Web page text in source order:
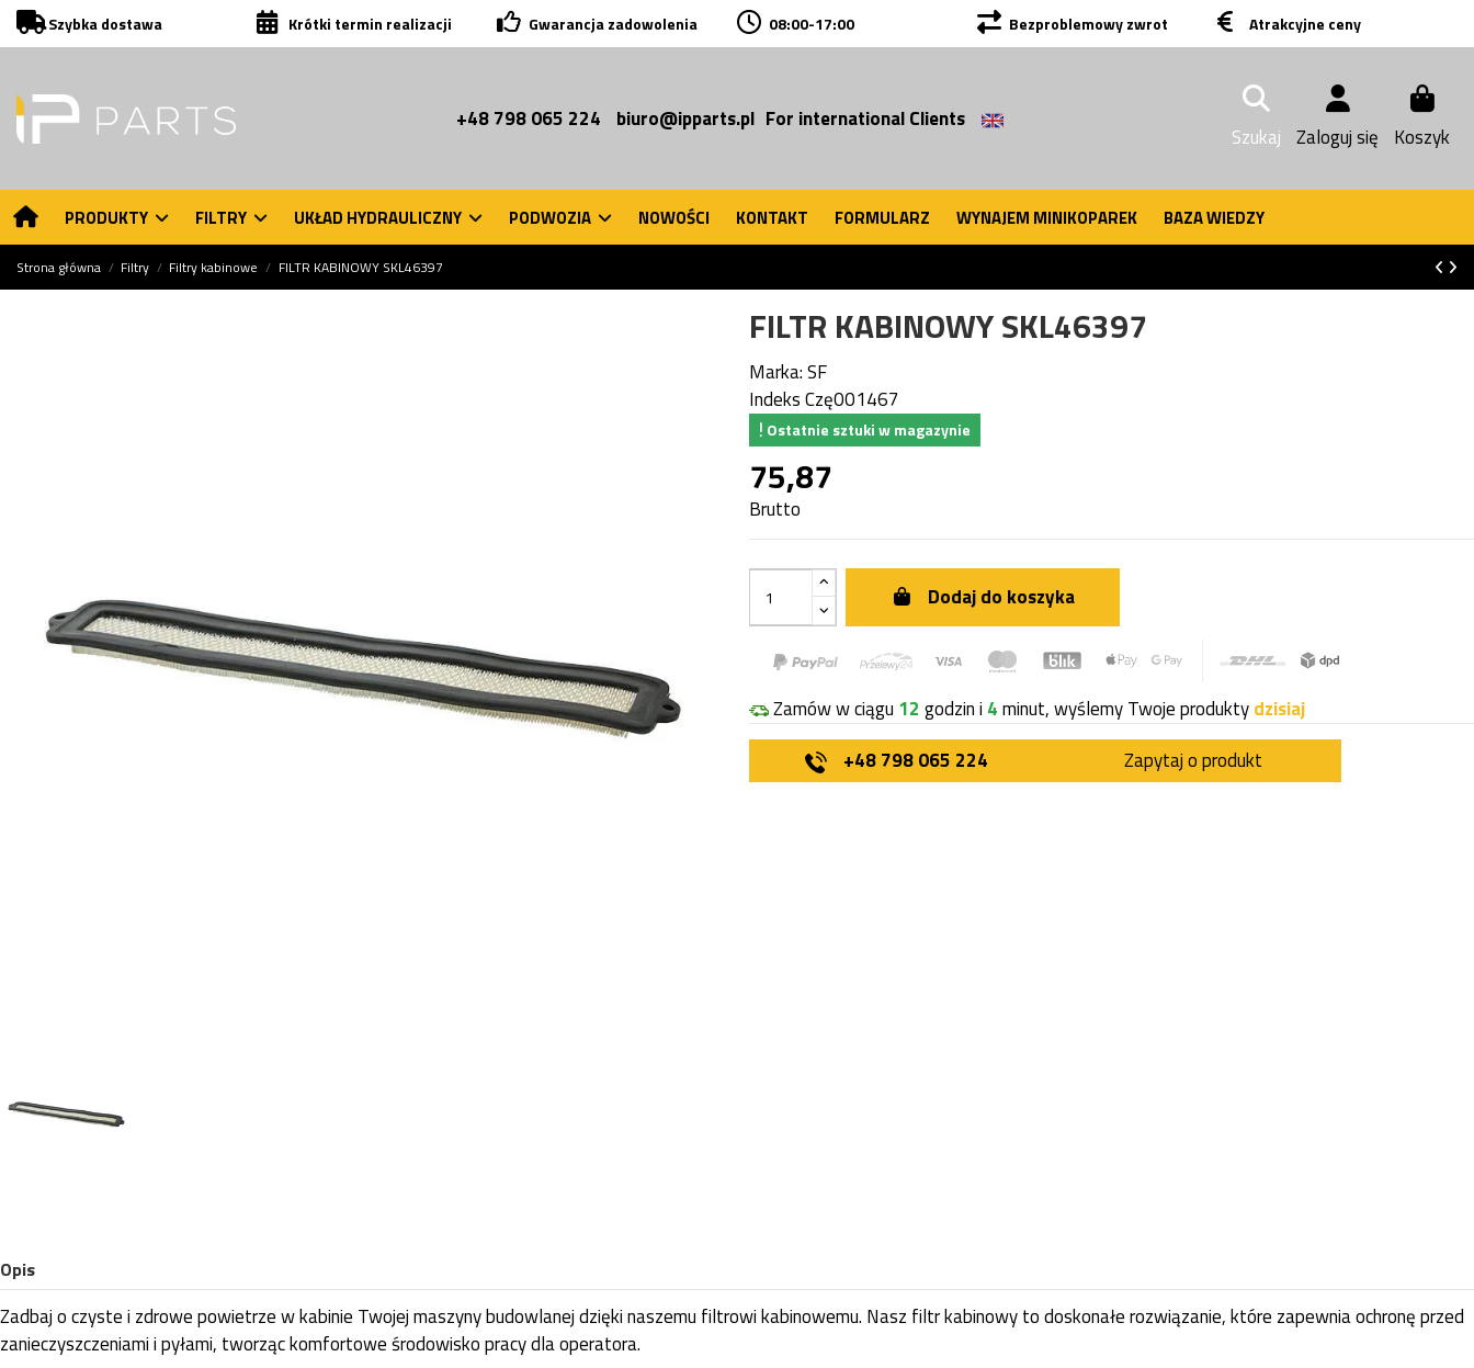
Szybka dostawa Krótki termin realizacji Gwarancja zadowolenia 08:00-17:00 Bezproblemowy zwrot Atrakcyjne ceny
+48 798 065 224 biuro@ipparts.pl For international Clients
Szukaj Zaloguj się Koszyk
PRODUKTY FILTRY UKŁAD HYDRAULICZNY PODWOZIA NOWOŚCI KONTAKT FORMULARZ WYNAJEM MINIKOPAREK BAZA WIEDZY
Strona główna Filtry Filtry kabinowe FILTR KABINOWY SKL46397
FILTR KABINOWY SKL46397
Marka:SF
IndeksCzę001467
Ostatnie sztuki w magazynie
75,87
Brutto
Dodaj do koszyka
Zamów w ciągu 12 godzin i 4minut, wyślemy Twoje produktydzisiaj
+48 798 065 224
Zapytaj o produkt
Opis
Zadbaj o czyste i zdrowe powietrze w kabinie Twojej maszyny budowlanej dzięki naszemu filtrowi kabinowemu. Nasz filtr kabinowy to doskonałe rozwiązanie, które zapewnia ochronę przed
zanieczyszczeniami i pyłami, tworząc komfortowe środowisko pracy dla operatora.